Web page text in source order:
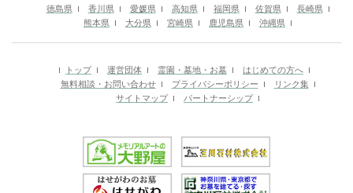
徳島県
香川県 愛媛県 高知県 福岡県 佐賀県
長崎県
熊本県
大分県 宮崎県 鹿児島県 沖縄県
トップ 運営団体 霊園・墓地・お墓
はじめての方へ
無料相談・お問い合わせ
プライバシーポリシー
リンク集
サイトマップ
パートナーシップ